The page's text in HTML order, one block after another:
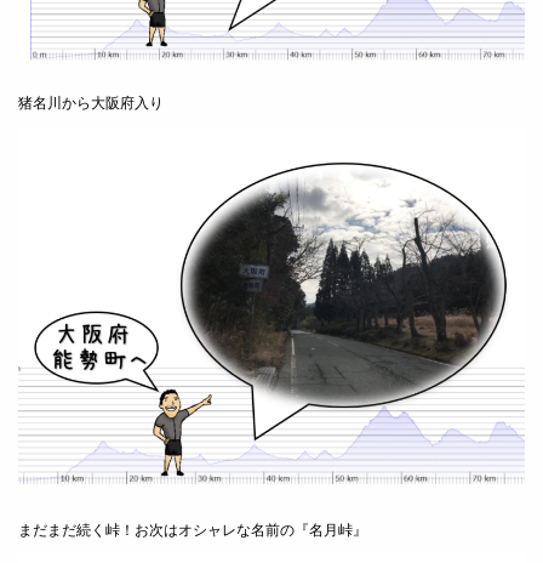
猪名川から大阪府入り
まだまだ続く峠！お次はオシャレな名前の『名月峠』